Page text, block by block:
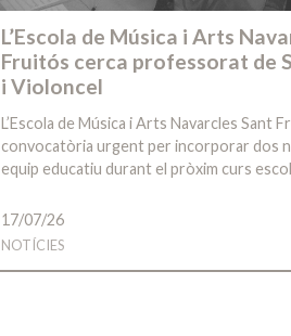
L’Escola de Música i Arts
Fruitós cerca professorat de
i Violoncel
L’Escola de Música i Arts Navarcles Sant
convocatòria urgent per incorporar dos
equip educatiu durant el pròxim curs
17/07/26
NOTÍCIES